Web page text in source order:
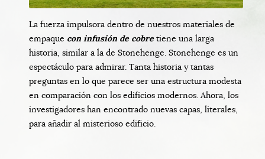
La fuerza impulsora dentro de nuestros materiales de
empaque con infusión de cobretiene una larga
historia, similar a la de Stonehenge. Stonehenge es un
espectáculo para admirar. Tanta historia y tantas
preguntas en lo que parece ser una estructura modesta
en comparación con los edificios modernos. Ahora, los
investigadores han encontrado nuevas capas, literales,
para añadir al misterioso edificio.